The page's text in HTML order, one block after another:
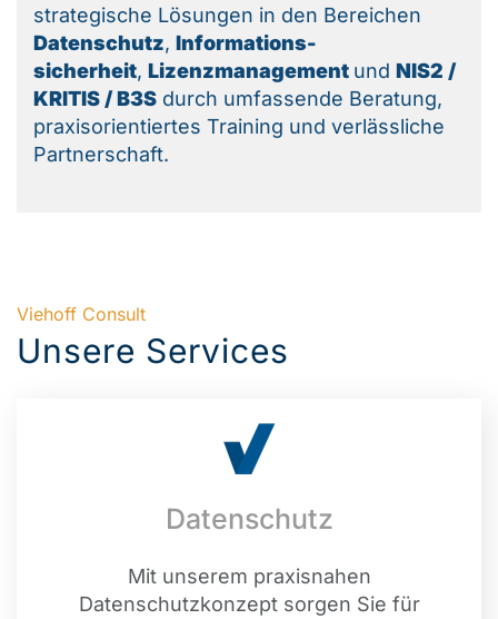
strategische Lösungen in den Bereichen
Datenschutz, Informations-
sicherheit, Lizenzmanagement und NIS2 /
KRITIS / B3S durch umfassende Beratung,
praxisorientiertes Training und verlässliche
Partnerschaft.
Viehoff Consult
Unsere Services
Datenschutz
Mit unserem praxisnahen
Datenschutzkonzept sorgen Sie für